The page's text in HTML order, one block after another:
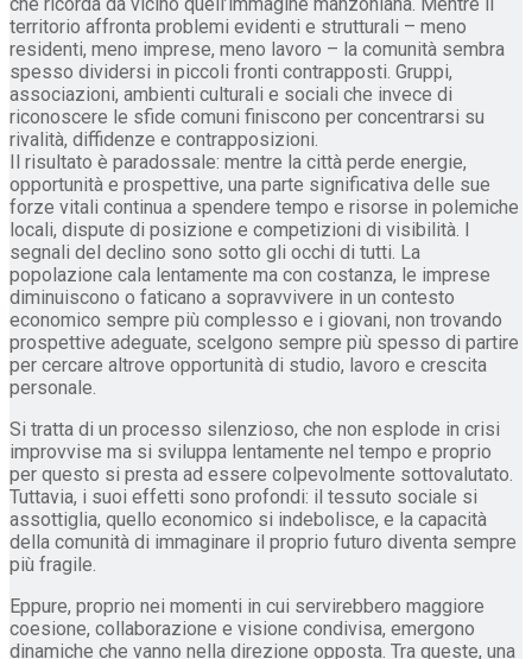
territorio affronta problemi evidenti e strutturali – meno
residenti, meno imprese, meno lavoro – la comunità sembra
spesso dividersi in piccoli fronti contrapposti. Gruppi,
associazioni, ambienti culturali e sociali che invece di
riconoscere le sfide comuni finiscono per concentrarsi su
rivalità, diffidenze e contrapposizioni.
Il risultato è paradossale: mentre la città perde energie,
opportunità e prospettive, una parte significativa delle sue
forze vitali continua a spendere tempo e risorse in polemiche
locali, dispute di posizione e competizioni di visibilità. I
segnali del declino sono sotto gli occhi di tutti. La
popolazione cala lentamente ma con costanza, le imprese
diminuiscono o faticano a sopravvivere in un contesto
economico sempre più complesso e i giovani, non trovando
prospettive adeguate, scelgono sempre più spesso di partire
per cercare altrove opportunità di studio, lavoro e crescita
personale.
Si tratta di un processo silenzioso, che non esplode in crisi
improvvise ma si sviluppa lentamente nel tempo e proprio
per questo si presta ad essere colpevolmente sottovalutato.
Tuttavia, i suoi effetti sono profondi: il tessuto sociale si
assottiglia, quello economico si indebolisce, e la capacità
della comunità di immaginare il proprio futuro diventa sempre
più fragile.
Eppure, proprio nei momenti in cui servirebbero maggiore
coesione, collaborazione e visione condivisa, emergono
dinamiche che vanno nella direzione opposta. Tra queste, una